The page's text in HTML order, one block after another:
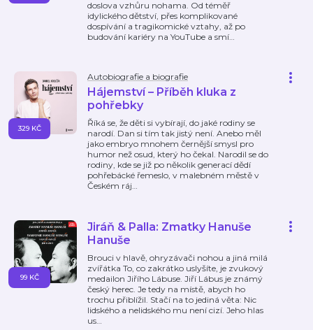
doslova vzhůru nohama. Od téměř
idylického dětství, přes komplikované
dospívání a tragikomické vztahy, až po
budování kariéry na YouTube a smí…
Autobiografie a biografie
Hájemství – Příběh kluka z
pohřebky
Říká se, že děti si vybírají, do jaké rodiny se
narodí. Dan si tím tak jistý není. Anebo měl
jako embryo mnohem černější smysl pro
humor než osud, který ho čekal. Narodil se do
rodiny, kde se již po několik generací dědí
pohřebácké řemeslo, v malebném městě v
Českém ráj…
329 KČ
Jiráň & Palla: Zmatky Hanuše
Hanuše
Brouci v hlavě, ohryzávači nohou a jiná milá
zvířátka To, co zakrátko uslyšíte, je zvukový
medailon Jiřího Lábuse. Jiří Lábus je známý
český herec. Je tedy na místě, abych ho
trochu přiblížil. Stačí na to jediná věta: Nic
lidského a nelidského mu není cizí. Jeho hlas
us…
99 KČ